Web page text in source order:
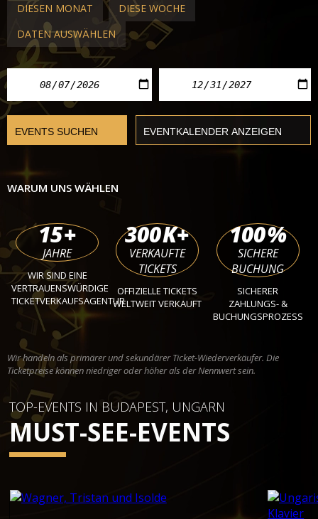
DIESEN MONAT
DIESE WOCHE
DATEN AUSWÄHLEN
WARUM UNS WÄHLEN
15+
JAHRE
WIR SIND EINE
VERTRAUENSWÜRDIGE
TICKETVERKAUFSAGENTUR
300K+
VERKAUFTE
TICKETS
OFFIZIELLE TICKETS
WELTWEIT VERKAUFT
100%
SICHERE
BUCHUNG
SICHERER
ZAHLUNGS- &
BUCHUNGSPROZESS
Wir handeln als primärer und sekundärer Ticket-Wiederverkäufer. Die
Ticketpreise können niedriger oder höher als der Nennwert sein.
TOP-EVENTS IN BUDAPEST, UNGARN
MUST-SEE-EVENTS